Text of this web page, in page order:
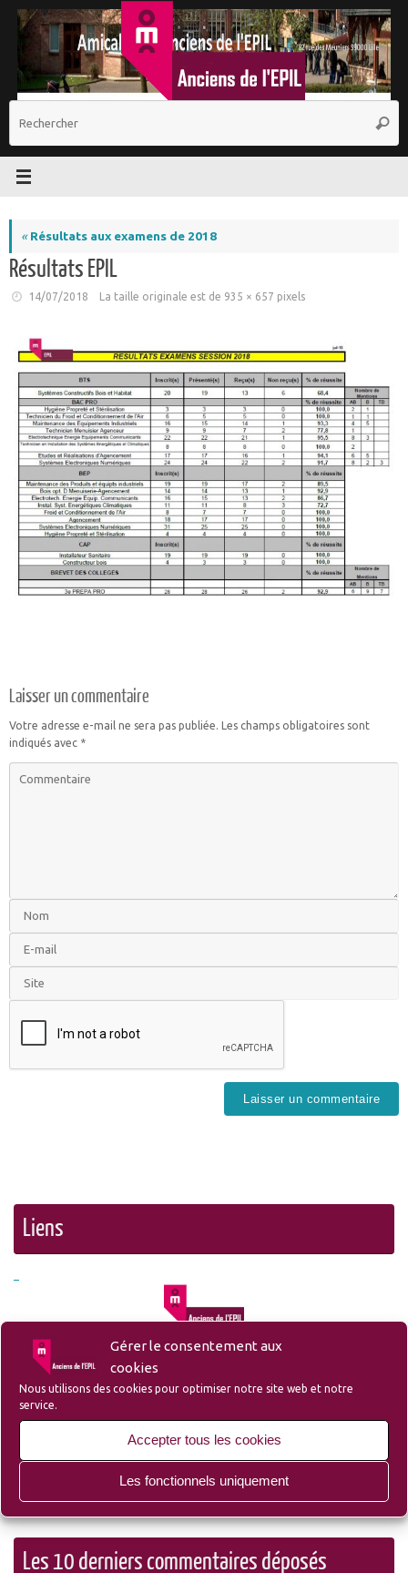
Gérer le consentement aux
cookies
Nous utilisons des cookies pour optimiser notre site web et notre
service.
Accepter tous les cookies
Les fonctionnels uniquement
Passer
:
«Résultats aux examens de 2018
Résultats EPIL
14/07/2018 La taille originale est de 935 × 657 pixels
Laisser un commentaire
Votre adresse e-mail ne sera pas publiée. Les champs obligatoires sont
indiqués avec *
Liens
– Liste des membres et sympathisants de l’Amicale
– Site du Groupe Ozanam-EPIL-Campus
– Site Lille d’Antan (Ecole des Mécaniciens avant l’EPIL)
Les 10 derniers commentaires déposés